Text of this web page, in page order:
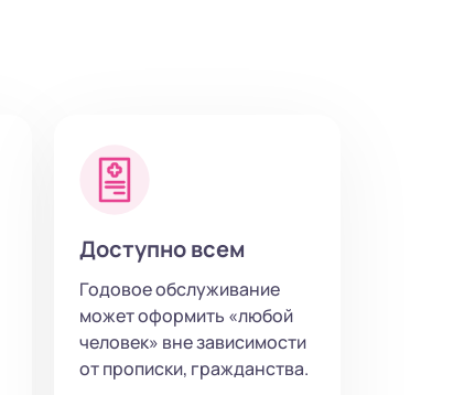
Доступно всем
Годовое обслуживание
может оформить «любой
человек» вне зависимости
от прописки, гражданства.